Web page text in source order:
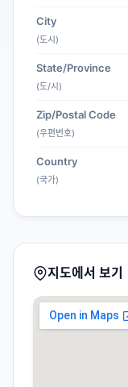
City
(도시)
State/Province
(도/시)
Zip/Postal Code
(우편번호)
Country
(국가)
지도에서 보기